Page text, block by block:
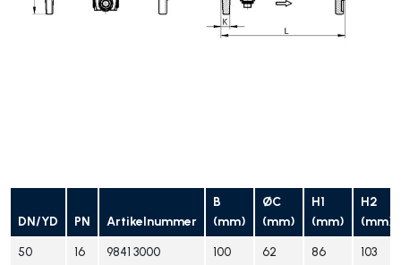
DN/YD PN Artikelnummer
B
(mm)
ØC
(mm)
H1
(mm)
H2
(mm)
50
16 9841 3000 100 62 86
103